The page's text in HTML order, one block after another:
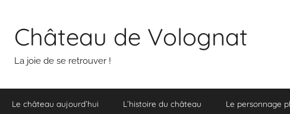
contenuChâteau de Volognat
La joie de se retrouver !
Le château aujourd’hui L’histoire du château Le personnage